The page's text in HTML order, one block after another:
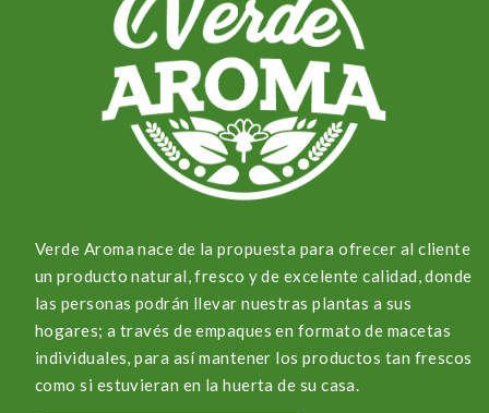
Verde Aroma nace de la propuesta para ofrecer al cliente
un producto natural, fresco y de excelente calidad, donde
las personas podrán llevar nuestras plantas a sus
hogares; a través de empaques en formato de macetas
individuales, para así mantener los productos tan frescos
como si estuvieran en la huerta de su casa.